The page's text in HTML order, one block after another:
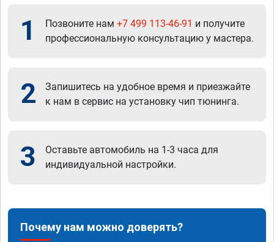
1 Позвоните нам +7 499 113-46-91 и получите
профессиональную консультацию у мастера.
2
Запишитесь на удобное время и приезжайте
к нам в сервис на установку чип тюнинга.
3
Оставьте автомобиль на 1-3 часа для
индивидуальной настройки.
Почему нам можно доверять?